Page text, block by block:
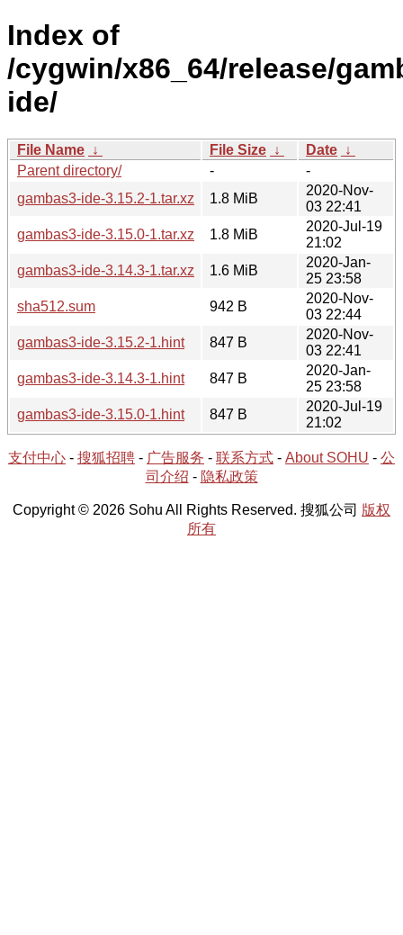
Index of
/cygwin/x86_64/release/
ide/
File Name ↓ File Size ↓ Date ↓
Parent directory/
-
-
gambas3-ide-3.15.2-1.tar.xz
1.8 MiB
2020-Nov-
03 22:41
gambas3-ide-3.15.0-1.tar.xz
1.8 MiB
2020-Jul-19
21:02
gambas3-ide-3.14.3-1.tar.xz
1.6 MiB
2020-Jan-
25 23:58
sha512.sum
942 B
2020-Nov-
03 22:44
gambas3-ide-3.15.2-1.hint
847 B
2020-Nov-
03 22:41
gambas3-ide-3.14.3-1.hint
847 B
2020-Jan-
25 23:58
gambas3-ide-3.15.0-1.hint
847 B
2020-Jul-19
21:02
支付中心 - 搜狐招聘 - 广告服务 - 联系方式 - About SOHU - 公
司介绍 - 隐私政策
Copyright © 2026 Sohu All Rights Reserved. 搜狐公司 版权
所有